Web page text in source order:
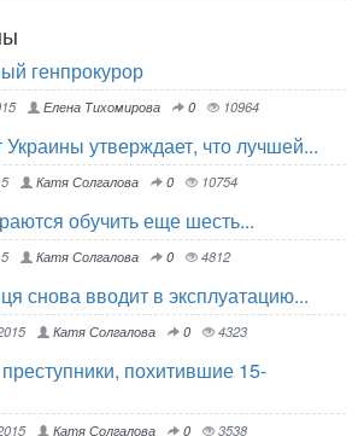
генпрокурор
Елена Тихомирова 0 10964
Украины утверждает, что лучшей...
Катя Солгалова 0 10754
обучить еще шесть...
Катя Солгалова 0 4812
снова вводит в эксплуатацию...
Катя Солгалова 0 4323
похитившие 15-
Катя Солгалова 0 3538